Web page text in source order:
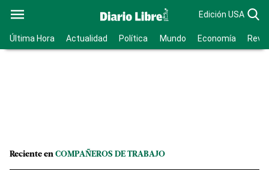
Edición USA
Última Hora Actualidad Política Mundo Economía
Reciente en COMPAÑEROS DE TRABAJO